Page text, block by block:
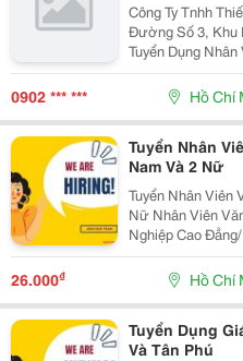
Công Ty Tnhh Thiết
Đường Số 3, Khu
Tuyển Dụng Nhân Viên Kinh Doanh : 02 Yêu Cầu : -
Nam/Nữ Tuổi Từ 22 Trở Lên - Có
0902 *** *** Hồ Chí
Tuyển Nhân
Nam Và 2 Nữ
Tuyển Nhân Viên
Nữ Nhân Viên Văn Phòng: (Là Sinh Viên Hoặc Đã Tốt
Nghiệp Cao Đẳng/ Đại Học) 1/ Vị
Time (2 Nam 2 Nữ) Ca Làm: 13:00 Đến 21:00 (1
Được Nghỉ Phép
26.000₫ Hồ Chí
Tuyển Dụng
Và Tân Phú